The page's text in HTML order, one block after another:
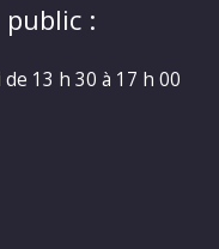
public :
13 h 30 à 17 h 00